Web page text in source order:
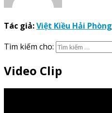
Tác giả:Việt Kiều Hải Phòng
Tìm kiếm cho:
Video Clip